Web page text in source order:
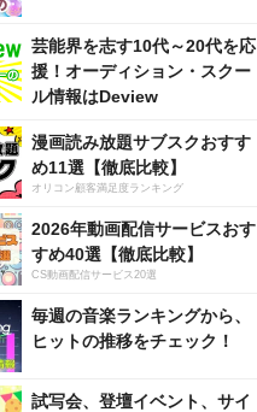
芸能界を志す10代～20代を応
援！オーディション・スクー
ル情報はDeview
漫画読み放題サブスクおすす
め11選【徹底比較】
オリコン顧客満足度ランキング
2026年動画配信サービスおす
すめ40選【徹底比較】
CS動画配信サービス20選
毎週の音楽ランキングから、
ヒットの推移をチェック！
試写会、登壇イベント、サイ